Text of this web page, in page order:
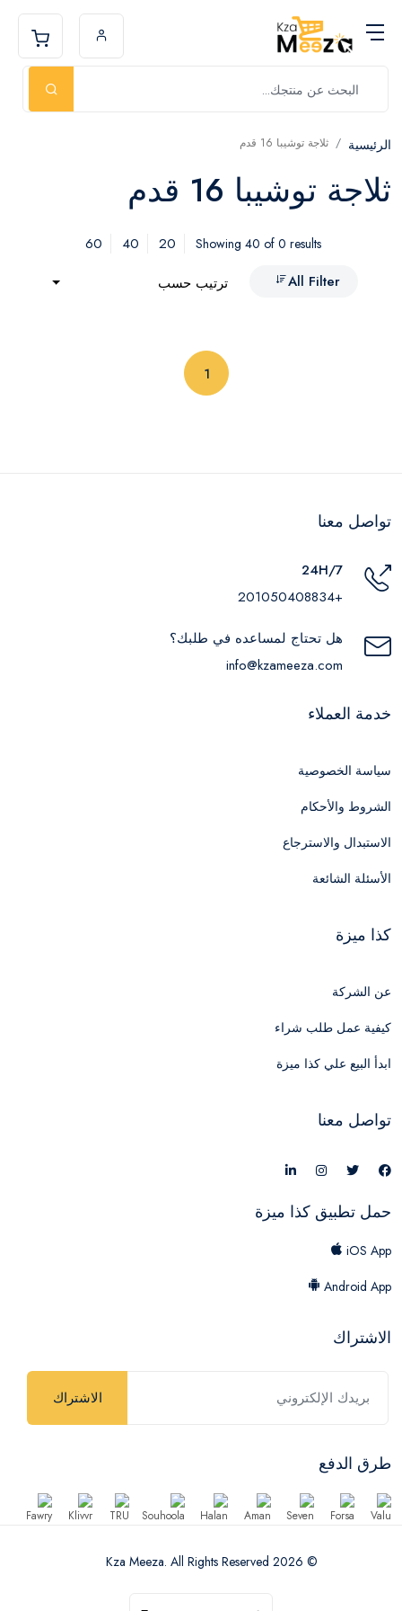
الرئيسية ثلاجة توشيبا 16 قدم
ثلاجة توشيبا 16 قدم
Showing 40 of 0 results
20
40
60
All Filter
ترتيب حسب
1
تواصل معنا
24H/7
+201050408834
هل تحتاج لمساعده في طلبك؟
info@kzameeza.com
خدمة العملاء
سياسة الخصوصية
الشروط والأحكام
الاستبدال والاسترجاع
الأسئلة الشائعة
كذا ميزة
عن الشركة
كيفية عمل طلب شراء
ابدأ البيع علي كذا ميزة
تواصل معنا
حمل تطبيق كذا ميزة
iOS App
Android App
الاشتراك
الاشتراك
طرق الدفع
© 2026 Kza Meeza. All Rights Reserved